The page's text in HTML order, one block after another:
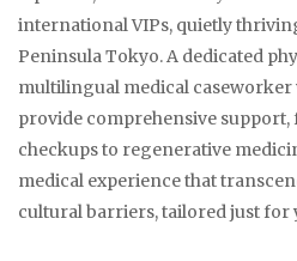
international VIPs, quietly
Peninsula Tokyo. A dedicated
multilingual medical
provide comprehensive support,
checkups to regenerative
medical experience that
cultural barriers, tailored just for